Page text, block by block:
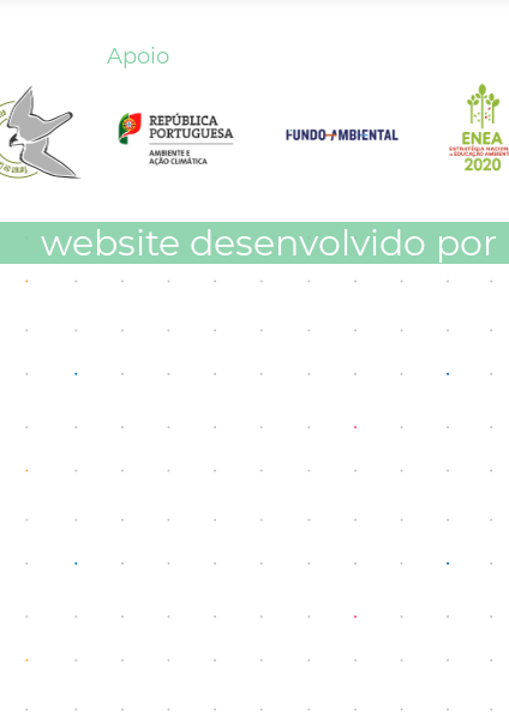
Apoio
website desenvolvido por